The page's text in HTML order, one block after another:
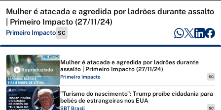
Mulher é atacada e agredida por ladrões durante assalto
| Primeiro Impacto (27/11/24)
Primeiro Impacto SC
Reproduzindo
Mulher é atacada e agredida por ladrões durante
assalto | Primeiro Impacto (27/11/24)
Primeiro Impacto SC
"Turismo do nascimento": Trump proíbe cidadania para
bebês de estrangeiras nos EUA
SBT Brasil SC